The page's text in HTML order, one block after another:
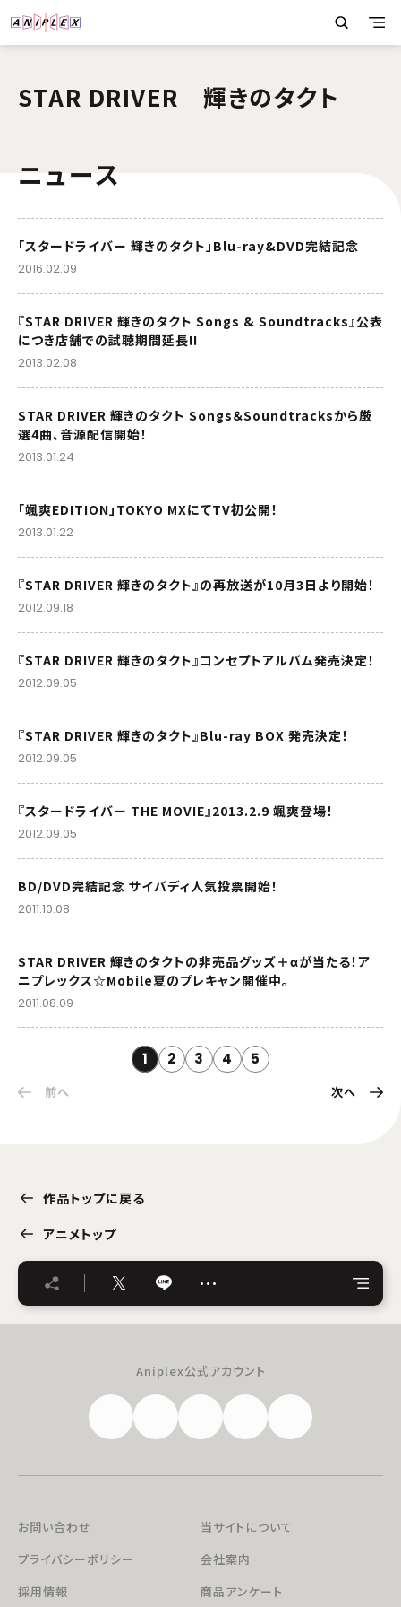
STAR DRIVER 輝きのタクト
ニュース
「スタードライバー 輝きのタクト」Blu-ray&DVD完結記念
2016.02.09
『STAR DRIVER 輝きのタクト Songs & Soundtracks』公表
につき店舗での試聴期間延長!!
2013.02.08
STAR DRIVER 輝きのタクト Songs＆Soundtracksから厳
選4曲、音源配信開始！
2013.01.24
「颯爽EDITION」TOKYO MXにてTV初公開！
2013.01.22
『STAR DRIVER 輝きのタクト』の再放送が10月3日より開始！
2012.09.18
『STAR DRIVER 輝きのタクト』コンセプトアルバム発売決定！
2012.09.05
『STAR DRIVER 輝きのタクト』Blu-ray BOX 発売決定！
2012.09.05
『スタードライバー THE MOVIE』2013.2.9 颯爽登場！
2012.09.05
BD/DVD完結記念 サイバディ人気投票開始！
2011.10.08
STAR DRIVER 輝きのタクトの非売品グッズ＋αが当たる！ア
ニプレックス☆Mobile夏のプレキャン開催中。
2011.08.09
1 2 3 4 5
前へ 次へ
作品トップに戻る
アニメトップ
…
Aniplex公式アカウント
お問い合わせ
当サイトについて
プライバシーポリシー
会社案内
採用情報
商品アンケート